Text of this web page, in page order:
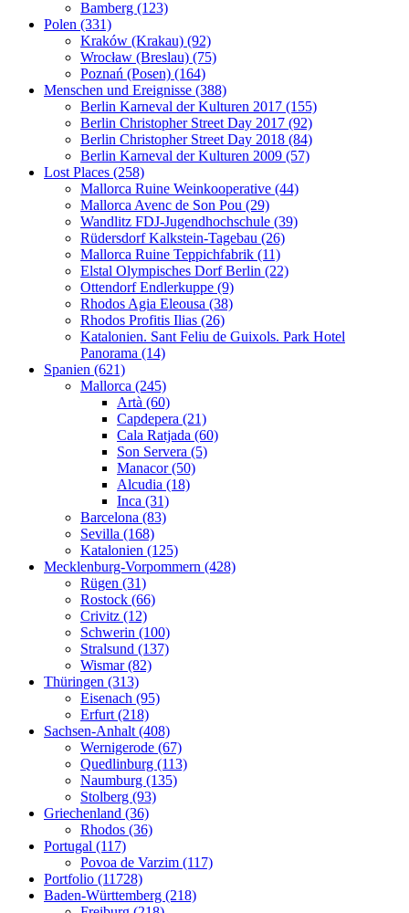
Bamberg (123)
Polen (331)
Kraków (Krakau) (92)
Wrocław (Breslau) (75)
Poznań (Posen) (164)
Menschen und Ereignisse (388)
Berlin Karneval der Kulturen 2017 (155)
Berlin Christopher Street Day 2017 (92)
Berlin Christopher Street Day 2018 (84)
Berlin Karneval der Kulturen 2009 (57)
Lost Places (258)
Mallorca Ruine Weinkooperative (44)
Mallorca Avenc de Son Pou (29)
Wandlitz FDJ-Jugendhochschule (39)
Rüdersdorf Kalkstein-Tagebau (26)
Mallorca Ruine Teppichfabrik (11)
Elstal Olympisches Dorf Berlin (22)
Ottendorf Endlerkuppe (9)
Rhodos Agia Eleousa (38)
Rhodos Profitis Ilias (26)
Katalonien. Sant Feliu de Guixols. Park Hotel
Panorama (14)
Spanien (621)
Mallorca (245)
Artà (60)
Capdepera (21)
Cala Ratjada (60)
Son Servera (5)
Manacor (50)
Alcudia (18)
Inca (31)
Barcelona (83)
Sevilla (168)
Katalonien (125)
Mecklenburg-Vorpommern (428)
Rügen (31)
Rostock (66)
Crivitz (12)
Schwerin (100)
Stralsund (137)
Wismar (82)
Thüringen (313)
Eisenach (95)
Erfurt (218)
Sachsen-Anhalt (408)
Wernigerode (67)
Quedlinburg (113)
Naumburg (135)
Stolberg (93)
Griechenland (36)
Rhodos (36)
Portugal (117)
Povoa de Varzim (117)
Portfolio (11728)
Baden-Württemberg (218)